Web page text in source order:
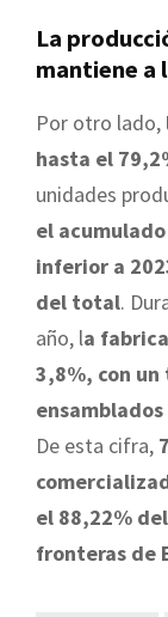
La
mantiene a
Por otro lado,
hasta el
unidades
el
inferior a
del total.
año, la
3,8%, con
ensamblados
De esta cifra,
el 88,22%
fronteras de